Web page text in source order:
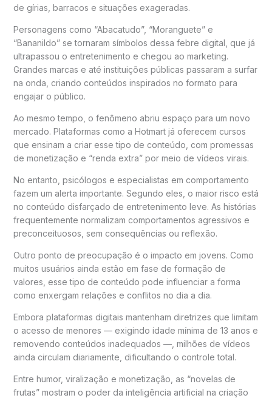
de gírias, barracos e situações exageradas.
Personagens como “Abacatudo”, “Moranguete” e
“Bananildo” se tornaram símbolos dessa febre digital, que já
ultrapassou o entretenimento e chegou ao marketing.
Grandes marcas e até instituições públicas passaram a surfar
na onda, criando conteúdos inspirados no formato para
engajar o público.
Ao mesmo tempo, o fenômeno abriu espaço para um novo
mercado. Plataformas como a Hotmartjá oferecem cursos
que ensinam a criar esse tipo de conteúdo, com promessas
de monetização e “renda extra” por meio de vídeos virais.
No entanto, psicólogos e especialistas em comportamento
fazem um alerta importante. Segundo eles, o maior risco está
no conteúdo disfarçado de entretenimento leve. As histórias
frequentemente normalizam comportamentos agressivos e
preconceituosos, sem consequências ou reflexão.
Outro ponto de preocupação é o impacto em jovens. Como
muitos usuários ainda estão em fase de formação de
valores, esse tipo de conteúdo pode influenciar a forma
como enxergam relações e conflitos no dia a dia.
Embora plataformas digitais mantenham diretrizes que limitam
o acesso de menores — exigindo idade mínima de 13 anos e
removendo conteúdos inadequados —, milhões de vídeos
ainda circulam diariamente, dificultando o controle total.
Entre humor, viralização e monetização, as “novelas de
frutas” mostram o poder da inteligência artificial na criação